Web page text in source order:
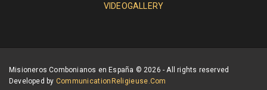
VIDEOGALLERY
Misioneros Combonianos en España © 2026 - All rights reserved
Developed by CommunicationReligieuse.com